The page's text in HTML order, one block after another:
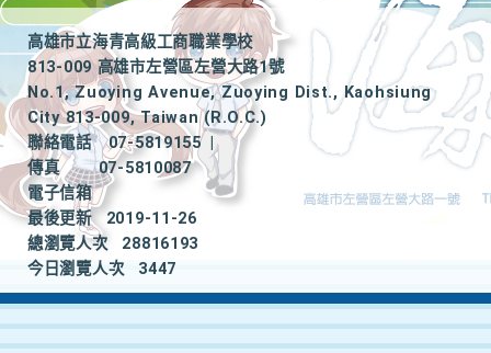
高雄市立海青高級工商職業學校
813-009 高雄市左營區左營大路1號
No.1, Zuoying Avenue, Zuoying Dist., Kaohsiung
City 813-009, Taiwan (R.O.C.)
聯絡電話
07-5819155
|
傳真
07-5810087
電子信箱
最後更新
2019-11-26
總瀏覽人次
28816193
今日瀏覽人次
3447